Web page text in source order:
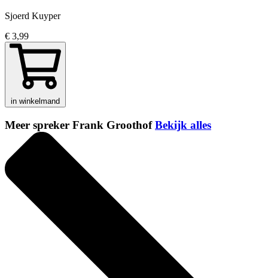
Sjoerd Kuyper
€ 3,99
in winkelmand
Meer spreker Frank GroothofBekijk alles